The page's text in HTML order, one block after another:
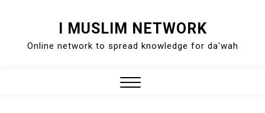
content
I MUSLIM NETWORK
Online network to spread knowledge for da'wah